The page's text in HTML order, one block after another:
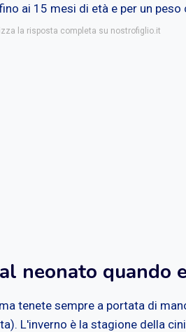
ai 15 mesi di età e per un peso
la risposta completa su nostrofiglio.it
neonato quando
tenete sempre a portata di
L'inverno è la stagione della